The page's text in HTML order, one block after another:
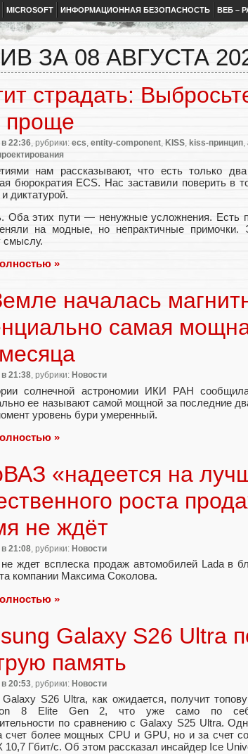
MICROSOFT ИНФОРМАЦИОННАЯ БЕЗОПАСНОСТЬ ВЕБ –
ЗА 08 АВГУСТА
страдать:
проще
в 22:36, рубрики: ecs, entity-component, KISS, kiss-принцип,
нам рассказывают, что есть только
бюрократия ECS. Нас заставили поверить в
диктатурой.
Оба этих пути — ненужные усложнения. Есть
на модные, но непрактичные
смыслу.
»
началась
самая
в 21:38, рубрики: Новости
солнечной астрономии ИКИ РАН
ее называют самой мощной за последние
уровень бури умеренный.
»
«надеется на
роста
не ждёт
в 21:08, рубрики: Новости
ждет всплеска продаж автомобилей Lada в
компании Максима Соколова.
»
Galaxy S26 Ultra
память
в 20:53 , рубрики: Новости
Galaxy S26 Ultra, как ожидается, получит
8 Elite Gen 2, что уже само по себе
по сравнению с Galaxy S25 Ultra.
счет более мощных CPU и GPU, но и за счет
10,7 Гбит/с. Об этом рассказал инсайдер Ice